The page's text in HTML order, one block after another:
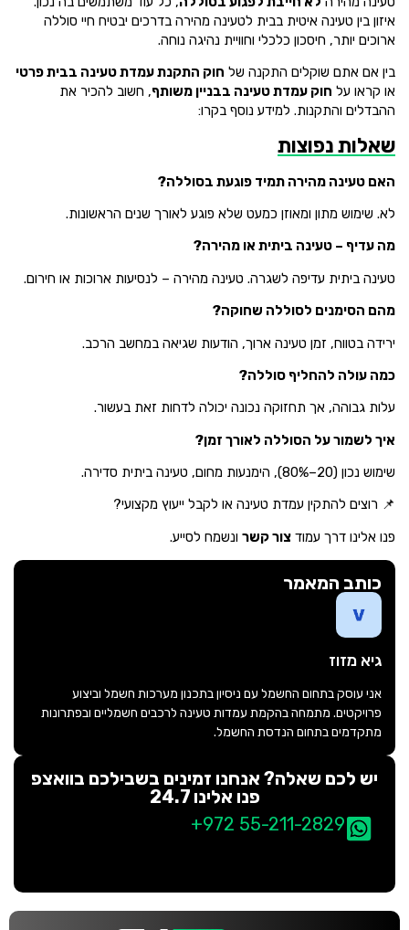
איזון בין טעינה איטית בבית לטעינה מהירה בדרכים יבטיח חיי סוללה
ארוכים יותר, חיסכון כלכלי וחוויית נהיגה נוחה.
בין אם אתם שוקלים התקנה של חוק התקנת עמדת טעינה בבית פרטי
או קראו על חוק עמדת טעינה בבניין משותף, חשוב להכיר את
ההבדלים והתקנות. למידע נוסף בקרו:
שאלות נפוצות
האם טעינה מהירה תמיד פוגעת בסוללה?
לא. שימוש מתון ומאוזן כמעט שלא פוגע לאורך שנים הראשונות.
מה עדיף – טעינה ביתית או מהירה?
טעינה ביתית עדיפה לשגרה. טעינה מהירה – לנסיעות ארוכות או חירום.
מהם הסימנים לסוללה שחוקה?
ירידה בטווח, זמן טעינה ארוך, הודעות שגיאה במחשב הרכב.
כמה עולה להחליף סוללה?
עלות גבוהה, אך תחזוקה נכונה יכולה לדחות זאת בעשור.
איך לשמור על הסוללה לאורך זמן?
שימוש נכון (20–80%), הימנעות מחום, טעינה ביתית סדירה.
📌 רוצים להתקין עמדת טעינה או לקבל ייעוץ מקצועי?
פנו אלינו דרך עמוד צור קשר ונשמח לסייע.
כותב המאמר
גיא מזוז
אני עוסק בתחום החשמל עם ניסיון בתכנון מערכות חשמל וביצוע
פרויקטים. מתמחה בהקמת עמדות טעינה לרכבים חשמליים ובפתרונות
מתקדמים בתחום הנדסת החשמל.
יש לכם שאלה? אנחנו זמינים בשבילכם בוואצפ
פנו אלינו 24.7
+972 55-211-2829